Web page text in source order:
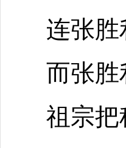
连张
而张胜
祖宗把